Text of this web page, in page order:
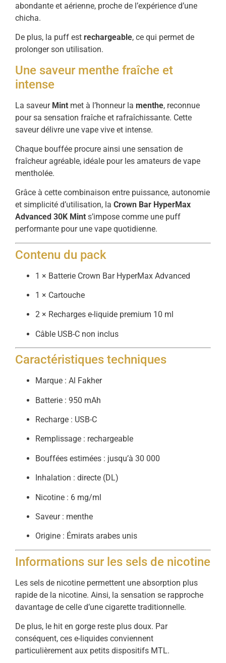
abondante et aérienne, proche de l’expérience d’une
chicha.
De plus, la puff est rechargeable, ce qui permet de
prolonger son utilisation.
Une saveur menthe fraîche et
intense
La saveur Mint met à l’honneur la menthe, reconnue
pour sa sensation fraîche et rafraîchissante. Cette
saveur délivre une vape vive et intense.
Chaque bouffée procure ainsi une sensation de
fraîcheur agréable, idéale pour les amateurs de vape
mentholée.
Grâce à cette combinaison entre puissance, autonomie
et simplicité d’utilisation, la Crown Bar HyperMax
Advanced 30K Mint s’impose comme une puff
performante pour une vape quotidienne.
Contenu du pack
1 × Batterie Crown Bar HyperMax Advanced
1 × Cartouche
2 × Recharges e-liquide premium 10 ml
Câble USB-C non inclus
Caractéristiques techniques
Marque : Al Fakher
Batterie : 950 mAh
Recharge : USB-C
Remplissage : rechargeable
Bouffées estimées : jusqu’à 30 000
Inhalation : directe (DL)
Nicotine : 6 mg/ml
Saveur : menthe
Origine : Émirats arabes unis
Informations sur les sels de nicotine
Les sels de nicotine permettent une absorption plus
rapide de la nicotine. Ainsi, la sensation se rapproche
davantage de celle d’une cigarette traditionnelle.
De plus, le hit en gorge reste plus doux. Par
conséquent, ces e-liquides conviennent
particulièrement aux petits dispositifs MTL.